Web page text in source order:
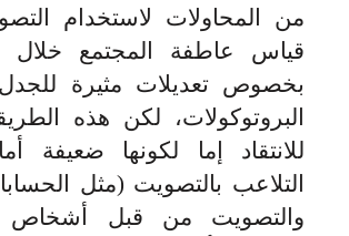
من المحاولات لاستخدام
قياس عاطفة المجتمع خلال
بخصوص تعديلات مثيرة
البروتوكولات، لكن هذه
للانتقاد إما لكونها ضعيفة
التلاعب بالتصويت (مثل
والتصويت من قبل